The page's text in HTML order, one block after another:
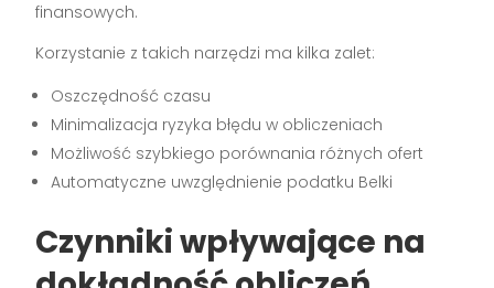
finansowych.
Korzystanie z takich narzędzi ma kilka zalet:
Oszczędność czasu
Minimalizacja ryzyka błędu w obliczeniach
Możliwość szybkiego porównania różnych ofert
Automatyczne uwzględnienie podatku Belki
Czynniki wpływające na